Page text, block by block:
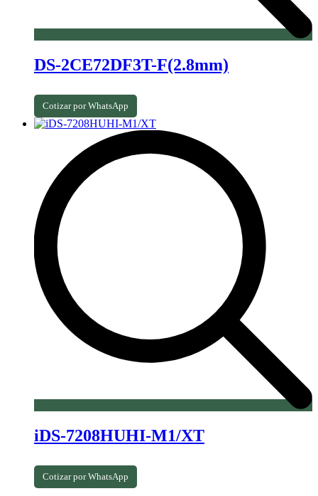
DS-2CE72DF3T-F(2.8mm)
Cotizar por WhatsApp
iDS-7208HUHI-M1/XT
Cotizar por WhatsApp